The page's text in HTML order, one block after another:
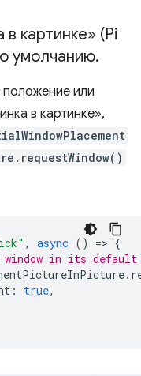
картинке» (Pi
умолчанию.
положение или
в картинке»,
, async () => {
window in its
.
: true,